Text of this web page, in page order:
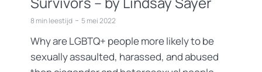
8 min leestijd 5 mei 2022
Why are LGBTQ+ people more likely to be
sexually assaulted, harassed, and abused